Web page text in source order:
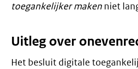
toegankelijker maken niet
Uitleg over
Het besluit digitale